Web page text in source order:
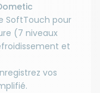
SoftTouch pour
(7 niveaux
et
vos